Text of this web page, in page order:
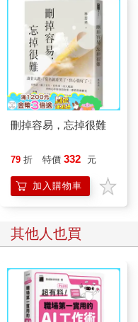
刪掉容易，忘掉很難
79 折 特價 332 元
加入購物車
其他人也買